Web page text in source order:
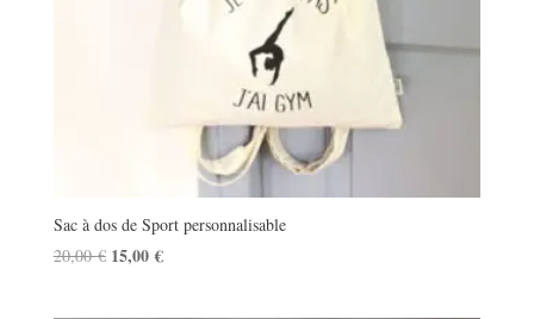
Sac à dos de Sport personnalisable
20,00€ Le
15,00€Le